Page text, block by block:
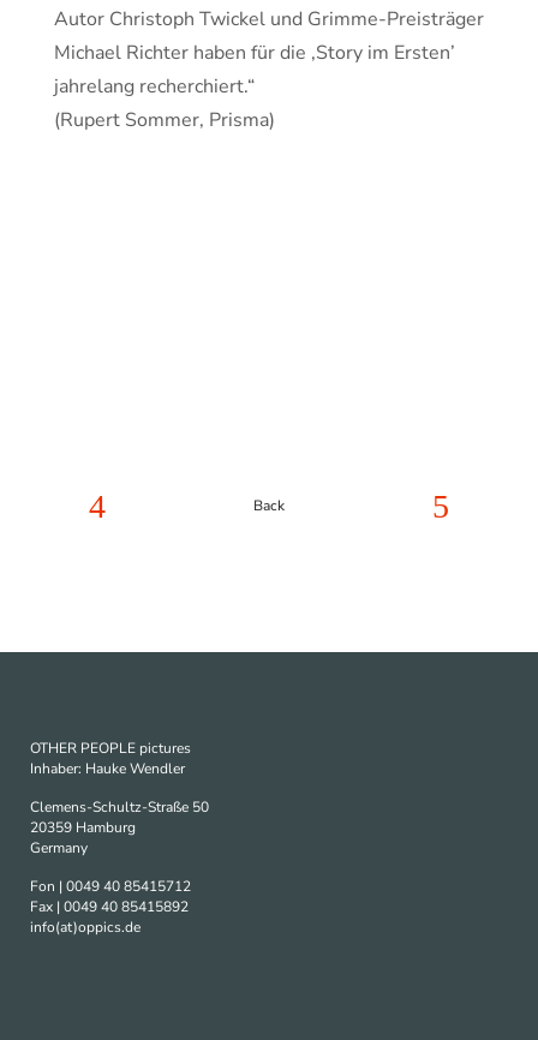
Autor Christoph Twickel und Grimme-Preisträger
Michael Richter haben für die ‚Story im Ersten’
jahrelang recherchiert.“
(Rupert Sommer, Prisma)
Back
OTHER PEOPLE pictures
Inhaber: Hauke Wendler
Clemens-Schultz-Straße 50
20359 Hamburg
Germany
Fon | 0049 40 85415712
Fax | 0049 40 85415892
info(at)oppics.de